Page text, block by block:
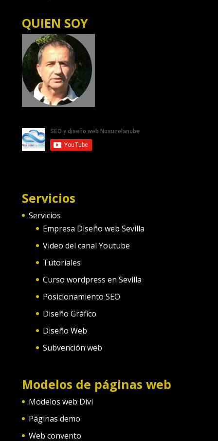
QUIEN SOY
Servicios
Servicios
Empresa Diseño web Sevilla
Video del canal Youtube
Tutoriales
Curso wordpress en Sevilla
Posicionamiento SEO
Diseño Gráfico
Diseño Web
Subvención web
Modelos de páginas web
Modelos web Divi
Páginas demo
Web convento